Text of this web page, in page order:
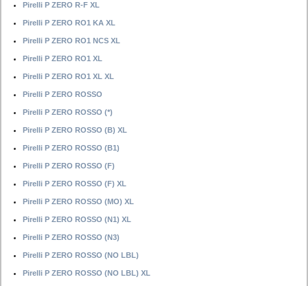
Pirelli P ZERO R-F XL
Pirelli P ZERO RO1 KA XL
Pirelli P ZERO RO1 NCS XL
Pirelli P ZERO RO1 XL
Pirelli P ZERO RO1 XL XL
Pirelli P ZERO ROSSO
Pirelli P ZERO ROSSO (*)
Pirelli P ZERO ROSSO (B) XL
Pirelli P ZERO ROSSO (B1)
Pirelli P ZERO ROSSO (F)
Pirelli P ZERO ROSSO (F) XL
Pirelli P ZERO ROSSO (MO) XL
Pirelli P ZERO ROSSO (N1) XL
Pirelli P ZERO ROSSO (N3)
Pirelli P ZERO ROSSO (NO LBL)
Pirelli P ZERO ROSSO (NO LBL) XL